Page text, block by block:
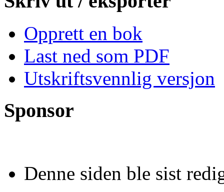
Opprett en bok
Last ned som PDF
Utskriftsvennlig versjon
Sponsor
Denne siden ble sist